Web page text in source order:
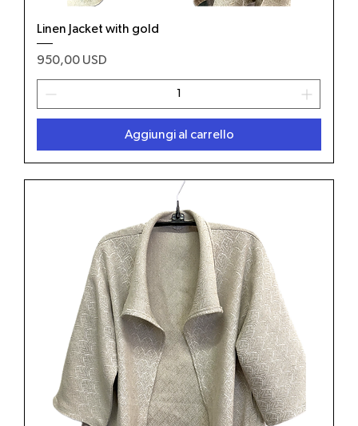
Linen Jacket with gold
Prezzo
950,00 USD
Aggiungi al carrello